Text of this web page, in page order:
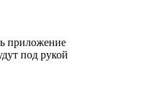
приложение
под рукой